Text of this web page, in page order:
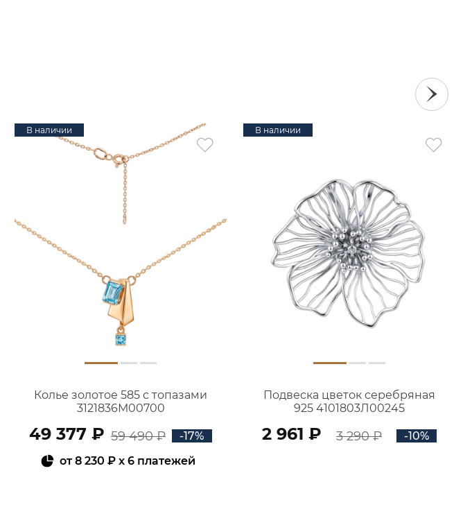
В наличии
Колье золотое 585 с топазами
3121836М00700
49 377 ₽ 59 490 ₽
-17%
от8 230 ₽x 6 платежей
В наличии
Подвеска цветок серебряная
925 4101803Л00245
2 961 ₽ 3 290 ₽ -10%